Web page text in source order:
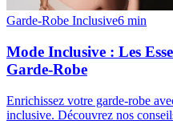
Garde-Robe Inclusive6 min
Mode Inclusive : Les
Garde-Robe
Enrichissez votre garde-robe
inclusive. Découvrez nos